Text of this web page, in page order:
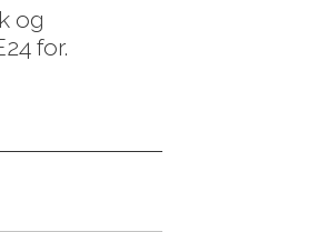
og
for.